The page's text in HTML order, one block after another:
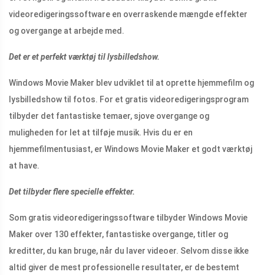
videoredigeringssoftware en overraskende mængde effekter
og overgange at arbejde med.
Det er et perfekt værktøj til lysbilledshow.
Windows Movie Maker blev udviklet til at oprette hjemmefilm og
lysbilledshow til fotos. For et gratis videoredigeringsprogram
tilbyder det fantastiske temaer, sjove overgange og
muligheden for let at tilføje musik. Hvis du er en
hjemmefilmentusiast, er Windows Movie Maker et godt værktøj
at have.
Det tilbyder flere specielle effekter.
Som gratis videoredigeringssoftware tilbyder Windows Movie
Maker over 130 effekter, fantastiske overgange, titler og
kreditter, du kan bruge, når du laver videoer. Selvom disse ikke
altid giver de mest professionelle resultater, er de bestemt